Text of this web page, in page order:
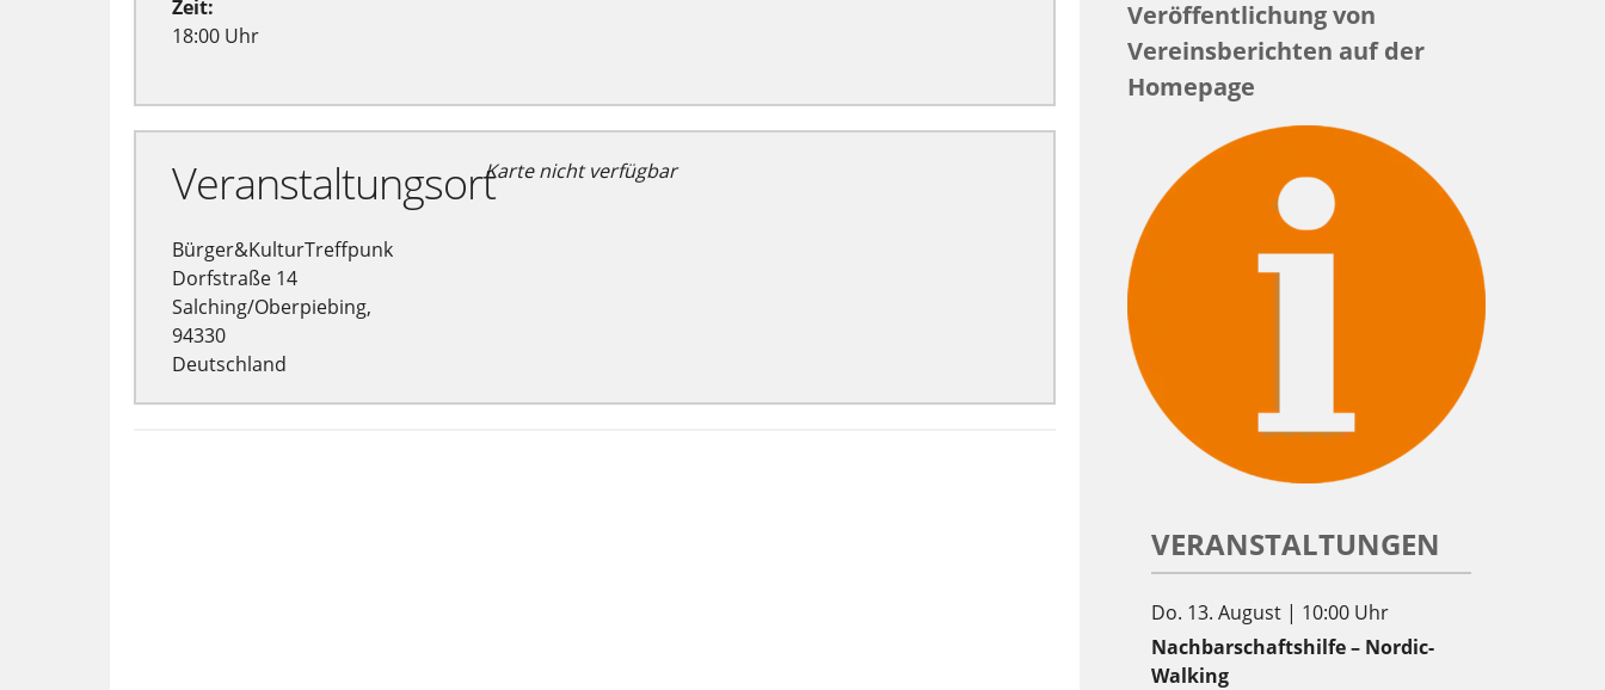
Zeit:
18:00 Uhr
Veranstaltungsort
Bürger&KulturTreffpunk
Dorfstraße 14
Salching/Oberpiebing,
94330
Deutschland
Karte nicht verfügbar
Veröffentlichung von
Vereinsberichten auf der
Homepage
VERANSTALTUNGEN
Do. 13. August | 10:00 Uhr
Nachbarschaftshilfe – Nordic-
Walking